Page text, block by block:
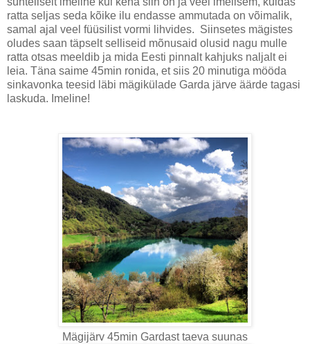
ratta seljas seda kõike ilu endasse ammutada on võimalik,
samal ajal veel füüsilist vormi lihvides. Siinsetes mägistes
oludes saan täpselt selliseid mõnusaid olusid nagu mulle
ratta otsas meeldib ja mida Eesti pinnalt kahjuks naljalt ei
leia. Täna saime 45min ronida, et siis 20 minutiga mööda
sinkavonka teesid läbi mägikülade Garda järve äärde tagasi
laskuda. Imeline!
Mägijärv 45min Gardast taeva suunas